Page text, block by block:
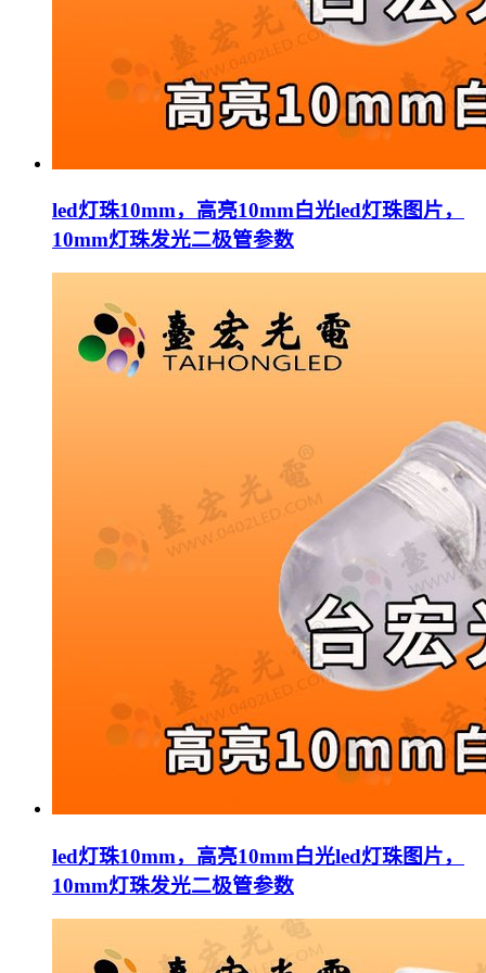
led灯珠10mm，高亮10mm白光led灯珠图片，
10mm灯珠发光二极管参数
led灯珠10mm，高亮10mm白光led灯珠图片，
10mm灯珠发光二极管参数